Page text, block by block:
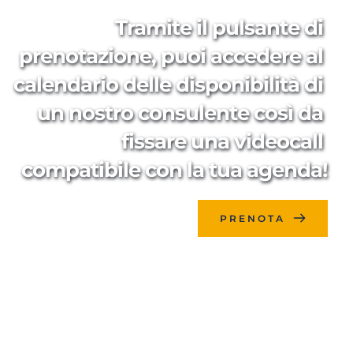
Tramite il pulsante di
prenotazione, puoi accedere al
calendario delle disponibilità di
un nostro consulente così da
fissare una videocall
compatibile con la tua agenda!
PRENOTA